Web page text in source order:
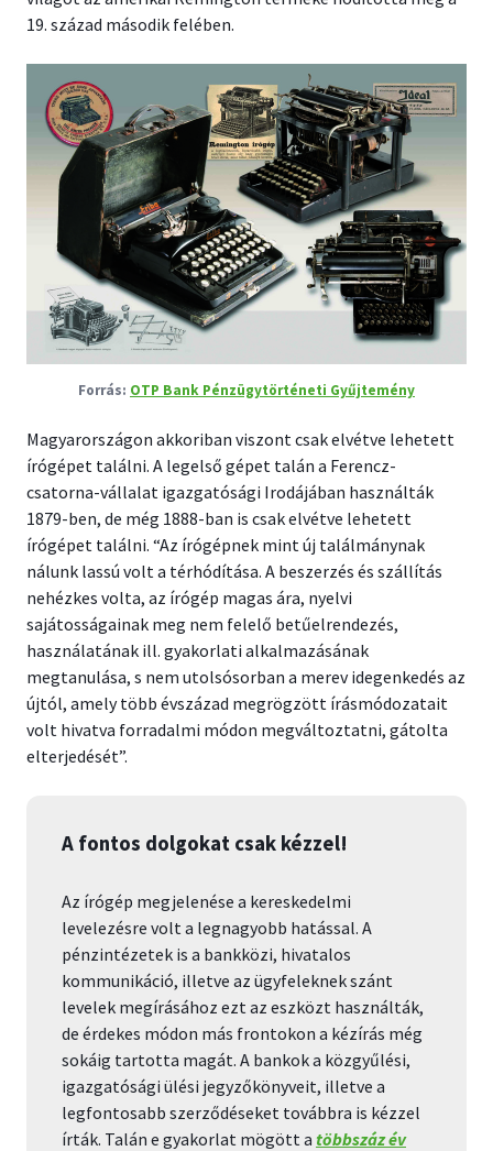
19. század második felében.
OTP Bank Pénzügytörténeti Gyűjtemény
Magyarországon akkoriban viszont csak elvétve lehetett
írógépet találni. A legelső gépet talán a Ferencz-
csatorna-vállalat igazgatósági Irodájában használták
1879-ben, de még 1888-ban is csak elvétve lehetett
írógépet találni. “Az írógépnek mint új találmánynak
nálunk lassú volt a térhódítása. A beszerzés és szállítás
nehézkes volta, az írógép magas ára, nyelvi
sajátosságainak meg nem felelő betűelrendezés,
használatának ill. gyakorlati alkalmazásának
megtanulása, s nem utolsósorban a merev idegenkedés az
újtól, amely több évszázad megrögzött írásmódozatait
volt hivatva forradalmi módon megváltoztatni, gátolta
elterjedését”.
A fontos dolgokat csak kézzel!
Az írógép megjelenése a kereskedelmi
levelezésre volt a legnagyobb hatással. A
pénzintézetek is a bankközi, hivatalos
kommunikáció, illetve az ügyfeleknek szánt
levelek megírásához ezt az eszközt használták,
de érdekes módon más frontokon a kézírás még
sokáig tartotta magát. A bankok a közgyűlési,
igazgatósági ülési jegyzőkönyveit, illetve a
legfontosabb szerződéseket továbbra is kézzel
írták. Talán e gyakorlat mögött a többszáz év